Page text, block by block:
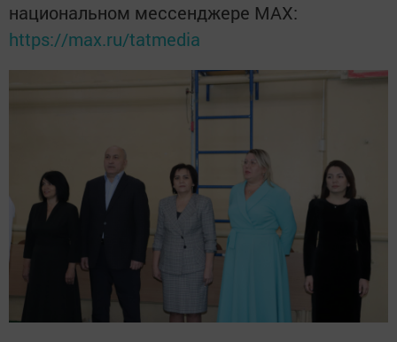
национальном мессенджере MАХ:
https://max.ru/tatmedia